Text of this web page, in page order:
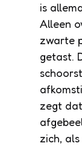
is
Alleen
zwarte
getast.
zegt
zich,